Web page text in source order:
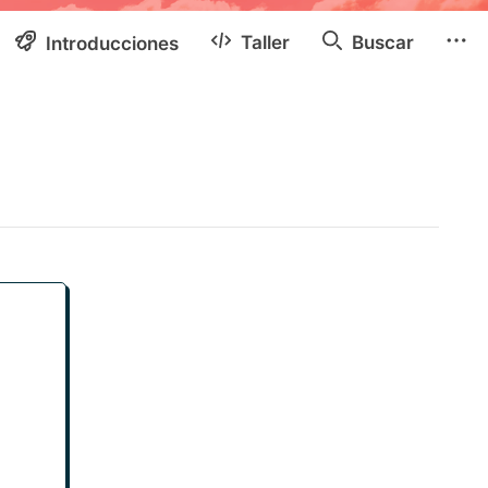
Introducciones Taller Buscar